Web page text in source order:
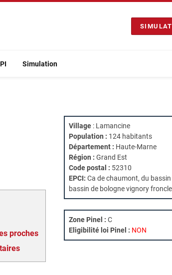
Simulation
proches
Village : Lamancine
Population : 124 habitants
Département : Haute-Marne
Région : Grand Est
Code postal : 52310
EPCI: Ca de chaumont, du
bassin de bologne vignory
Zone Pinel : C
Eligibilité loi Pinel : NON